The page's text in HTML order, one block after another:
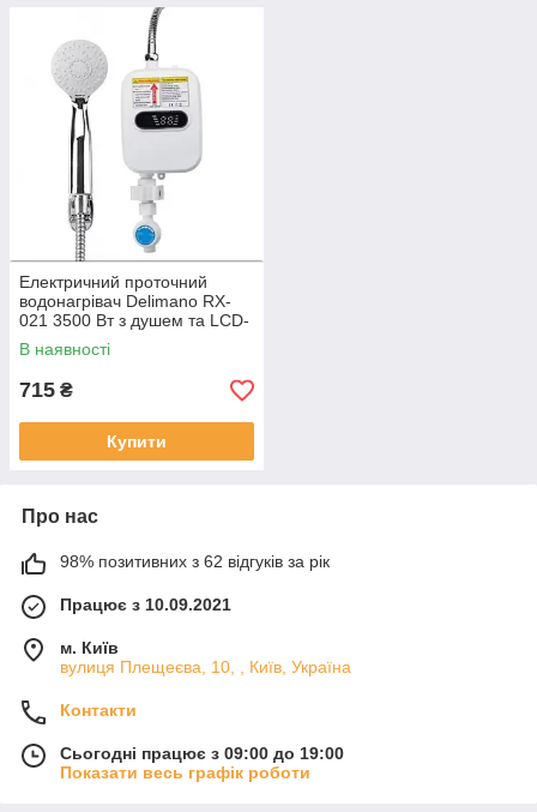
Електричний проточний
водонагрівач Delimano RX-
021 3500 Вт з душем та LCD-
дисплеєм
В наявності
715 ₴
Купити
Про нас
98% позитивних з 62 відгуків за рік
Працює з 10.09.2021
м. Київ
вулиця Плещеєва, 10, , Київ, Україна
Контакти
Сьогодні працює з 09:00 до 19:00
Показати весь графік роботи